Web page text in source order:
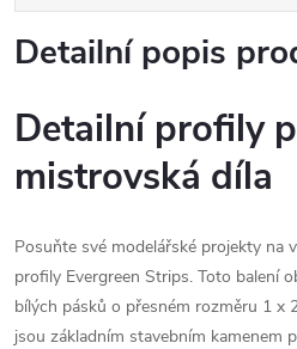
Detailní popis
Detailní profily
mistrovská díla
Posuňte své modelářské projekty na
profily Evergreen Strips. Toto balení
bílých pásků o přesném rozměru 1 x
jsou základním stavebním kamenem